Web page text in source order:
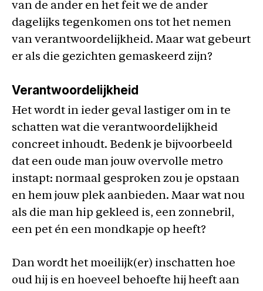
van de ander en het feit we de ander
dagelijks tegenkomen ons tot het nemen
van verantwoordelijkheid. Maar wat gebeurt
er als die gezichten gemaskeerd zijn?
Verantwoordelijkheid
Het wordt in ieder geval lastiger om in te
schatten wat die verantwoordelijkheid
concreet inhoudt. Bedenk je bijvoorbeeld
dat een oude man jouw overvolle metro
instapt: normaal gesproken zou je opstaan
en hem jouw plek aanbieden. Maar wat nou
als die man hip gekleed is, een zonnebril,
een pet én een mondkapje op heeft?
Dan wordt het moeilijk(er) inschatten hoe
oud hij is en hoeveel behoefte hij heeft aan